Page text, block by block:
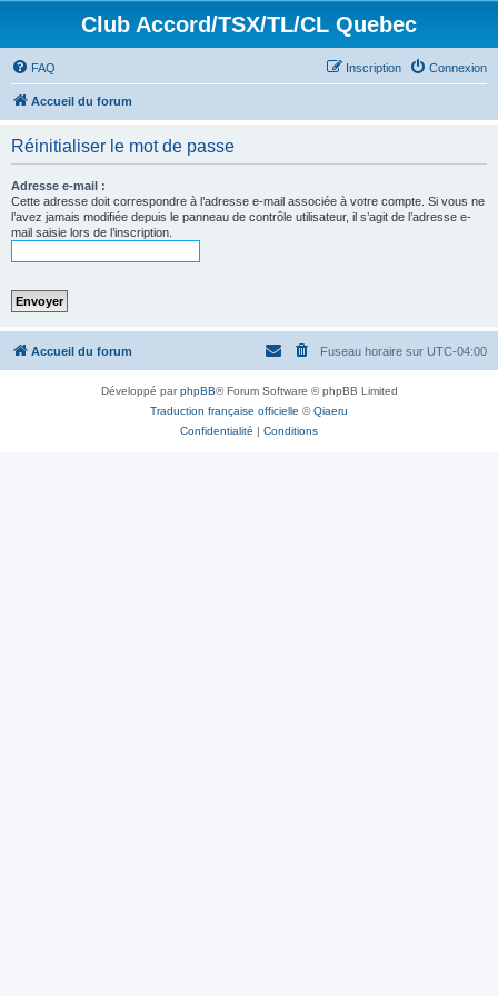
Club Accord/TSX/TL/CL Quebec
FAQ Connexion
Inscription
Accueil du forum
Réinitialiser le mot de passe
Adresse e-mail :
Cette adresse doit correspondre à l’adresse e-mail associée à votre compte. Si vous ne
l’avez jamais modifiée depuis le panneau de contrôle utilisateur, il s’agit de l’adresse e-
mail saisie lors de l’inscription.
Accueil du forum Fuseau horaire sur UTC-04:00
Développé parphpBB® Forum Software © phpBB Limited
Traduction française officielle ©Qiaeru
Confidentialité | Conditions